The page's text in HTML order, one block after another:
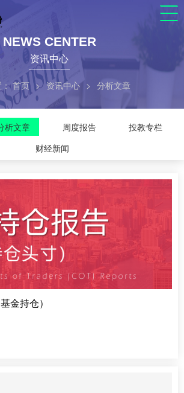
NEWS CENTER
资讯中心
：首页 > 资讯中心 > 分析文章
析文章 周度报告
投教专栏
财经新闻
金持仓）